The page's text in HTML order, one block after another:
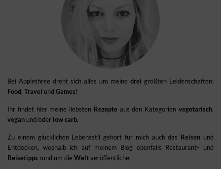
Bei Applethree dreht sich alles um meine drei größten Leidenschaften:
Food, Travel und Games!
Ihr findet hier meine liebsten Rezepteaus den Kategorienvegetarisch,
vegan und/oder low carb.
Zu einem glücklichen Lebensstil gehört für mich auch das Reisen und
Entdecken, weshalb ich auf meinem Blog ebenfalls Restaurant- und
Reisetipps rund um die Weltveröffentliche.